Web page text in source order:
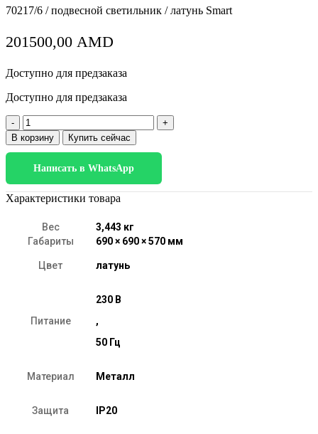
70217/6 / подвесной светильник / латунь Smart
201500,00 AMD
Доступно для предзаказа
Доступно для предзаказа
Количество
товара
Умный
светильник
70217/6
латунь
В корзину Купить сейчас
Написать в WhatsApp
Характеристики товара
Вес
3,443 кг
Габариты
690 × 690 × 570 мм
Цвет латунь
Питание
230 В
,
50 Гц
Материал Металл
Защита IP20